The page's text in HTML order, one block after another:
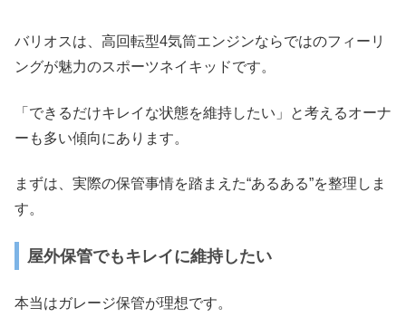
バリオスは、高回転型4気筒エンジンならではのフィーリ
ングが魅力のスポーツネイキッドです。
「できるだけキレイな状態を維持したい」と考えるオーナ
ーも多い傾向にあります。
まずは、実際の保管事情を踏まえた“あるある”を整理しま
す。
屋外保管でもキレイに維持したい
本当はガレージ保管が理想です。